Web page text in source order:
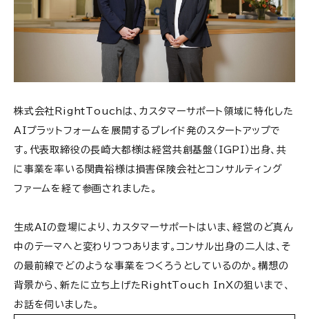
株式会社RightTouchは、カスタマーサポート領域に特化した
AIプラットフォームを展開するプレイド発のスタートアップで
す。代表取締役の長崎大都様は経営共創基盤（IGPI）出身、共
に事業を率いる関貴裕様は損害保険会社とコンサルティング
ファームを経て参画されました。
生成AIの登場により、カスタマーサポートはいま、経営のど真ん
中のテーマへと変わりつつあります。コンサル出身の二人は、そ
の最前線でどのような事業をつくろうとしているのか。構想の
背景から、新たに立ち上げたRightTouch InXの狙いまで、
お話を伺いました。